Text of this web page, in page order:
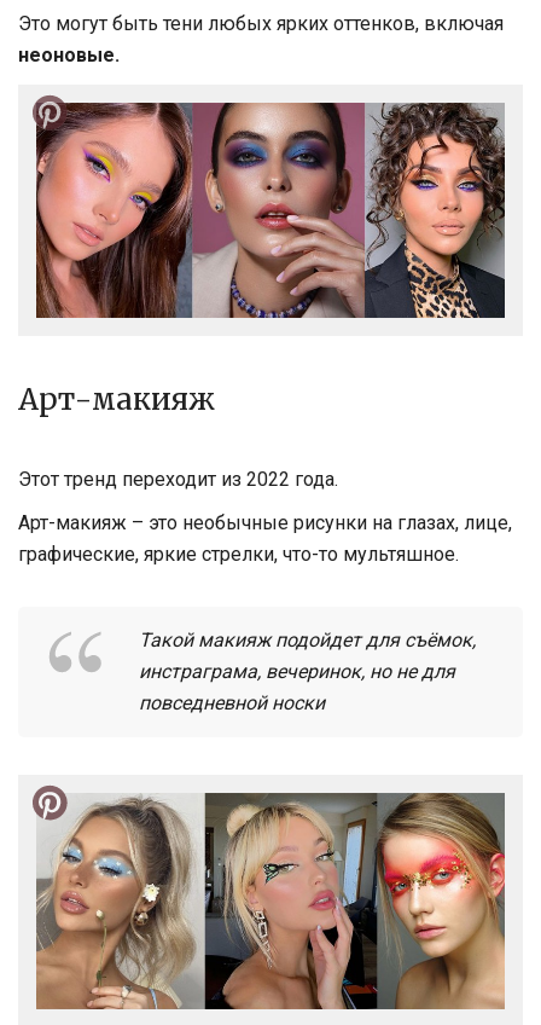
Это могут быть тени любых ярких оттенков, включая
неоновые.
Арт-макияж
Этот тренд переходит из 2022 года.
Арт-макияж – это необычные рисунки на глазах, лице,
графические, яркие стрелки, что-то мультяшное.
Такой макияж подойдет для съёмок,
инстраграма, вечеринок, но не для
повседневной носки